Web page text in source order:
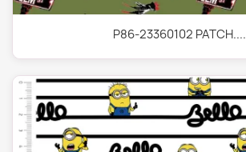
P86-23360102 PATCH....